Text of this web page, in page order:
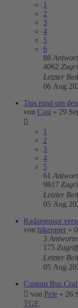
1
2
3
4
5
6
88
4062
Letzter
06 Aug
Tips rund um
von Casi » 29
1
2
3
4
5
61
9817
Letzter
05 Aug
Radarsensor
von bikeraper »
3
175
Letzter
05 Aug
Custom Bus
von Pele » 26
TGE